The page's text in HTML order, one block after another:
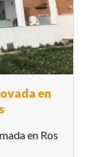
en
en Ros